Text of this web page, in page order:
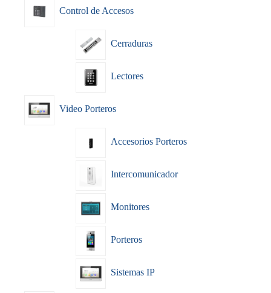
Control de Accesos
Cerraduras
Lectores
Video Porteros
Accesorios Porteros
Intercomunicador
Monitores
Porteros
Sistemas IP